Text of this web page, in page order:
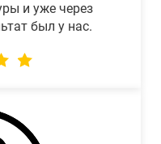
и уже через
был у нас.